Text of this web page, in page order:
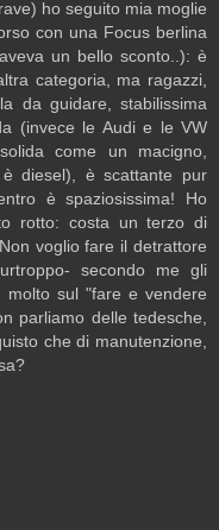
ho seguito mia moglie
con una Focus berlina
un bello sconto..): è
categoria, ma ragazzi,
da guidare, stabilissima
(invece le Audi e le VW
come un macigno,
diesel), è scattante pur
è spaziosissima! Ho
rotto: costa un terzo di
voglio fare il detrattore
secondo me gli
molto sul "fare e vendere
parliamo delle tedesche,
che di manutenzione,